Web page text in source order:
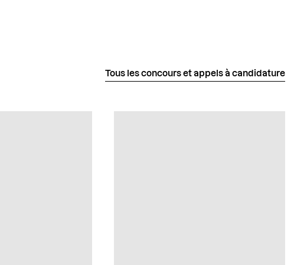
Tous les concours et appels à candidature